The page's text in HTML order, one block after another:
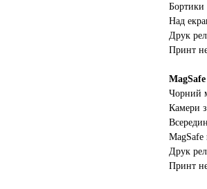
Бортики
Над
Друк
Принт не
Чорний
Камери
MagSafe
Друк
Принт не